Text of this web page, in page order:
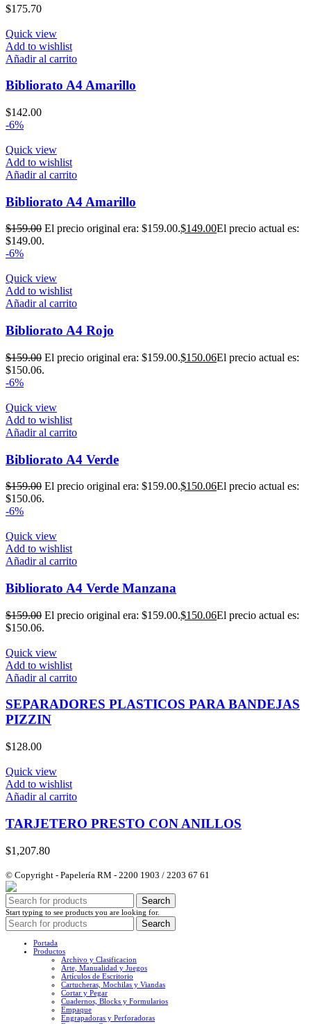
$175.70
Quick view
Add to wishlist
Añadir al carrito
Bibliorato A4 Amarillo
$142.00
-6%
Quick view
Add to wishlist
Añadir al carrito
Bibliorato A4 Amarillo
$159.00 El precio original era: $159.00.$149.00El precio actual es:
$149.00.
-6%
Quick view
Add to wishlist
Añadir al carrito
Bibliorato A4 Rojo
$159.00 El precio original era: $159.00.$150.06El precio actual es:
$150.06.
-6%
Quick view
Add to wishlist
Añadir al carrito
Bibliorato A4 Verde
$159.00 El precio original era: $159.00.$150.06El precio actual es:
$150.06.
-6%
Quick view
Add to wishlist
Añadir al carrito
Bibliorato A4 Verde Manzana
$159.00 El precio original era: $159.00.$150.06El precio actual es:
$150.06.
Quick view
Add to wishlist
Añadir al carrito
SEPARADORES PLASTICOS PARA BANDEJAS
PIZZIN
$128.00
Quick view
Add to wishlist
Añadir al carrito
TARJETERO PRESTO CON ANILLOS
$1,207.80
© Copyright - Papelería RM - 2200 1903 / 2203 67 61
Search
Start typing to see products you are looking for.
Search
Portada
Productos
Archivo y Clasificacion
Arte, Manualidad y Juegos
Artículos de Escritorio
Cartucheras, Mochilas y Viandas
Cortar y Pegar
Cuadernos, Blocks y Formularios
Empaque
Engrapadoras y Perforadoras